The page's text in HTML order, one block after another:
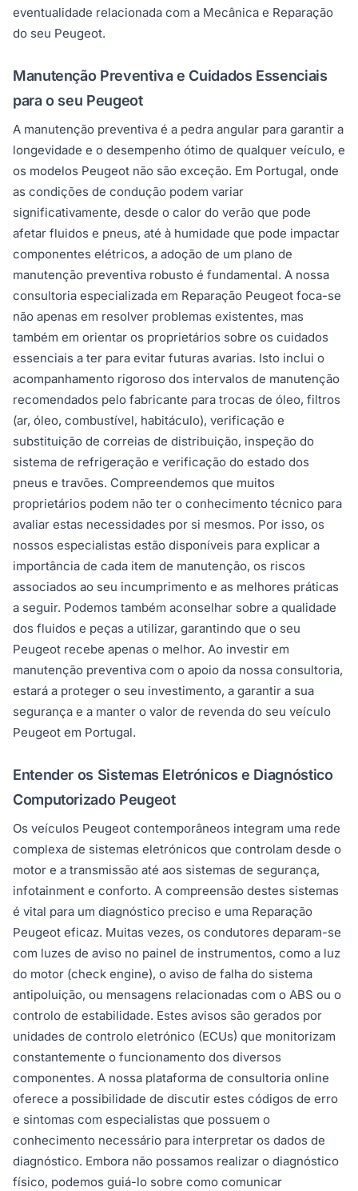
eventualidade relacionada com a Mecânica e Reparação
do seu Peugeot.
Manutenção Preventiva e Cuidados Essenciais
para o seu Peugeot
A manutenção preventiva é a pedra angular para garantir a
longevidade e o desempenho ótimo de qualquer veículo, e
os modelos Peugeot não são exceção. Em Portugal, onde
as condições de condução podem variar
significativamente, desde o calor do verão que pode
afetar fluidos e pneus, até à humidade que pode impactar
componentes elétricos, a adoção de um plano de
manutenção preventiva robusto é fundamental. A nossa
consultoria especializada em Reparação Peugeot foca-se
não apenas em resolver problemas existentes, mas
também em orientar os proprietários sobre os cuidados
essenciais a ter para evitar futuras avarias. Isto inclui o
acompanhamento rigoroso dos intervalos de manutenção
recomendados pelo fabricante para trocas de óleo, filtros
(ar, óleo, combustível, habitáculo), verificação e
substituição de correias de distribuição, inspeção do
sistema de refrigeração e verificação do estado dos
pneus e travões. Compreendemos que muitos
proprietários podem não ter o conhecimento técnico para
avaliar estas necessidades por si mesmos. Por isso, os
nossos especialistas estão disponíveis para explicar a
importância de cada item de manutenção, os riscos
associados ao seu incumprimento e as melhores práticas
a seguir. Podemos também aconselhar sobre a qualidade
dos fluidos e peças a utilizar, garantindo que o seu
Peugeot recebe apenas o melhor. Ao investir em
manutenção preventiva com o apoio da nossa consultoria,
estará a proteger o seu investimento, a garantir a sua
segurança e a manter o valor de revenda do seu veículo
Peugeot em Portugal.
Entender os Sistemas Eletrónicos e Diagnóstico
Computorizado Peugeot
Os veículos Peugeot contemporâneos integram uma rede
complexa de sistemas eletrónicos que controlam desde o
motor e a transmissão até aos sistemas de segurança,
infotainment e conforto. A compreensão destes sistemas
é vital para um diagnóstico preciso e uma Reparação
Peugeot eficaz. Muitas vezes, os condutores deparam-se
com luzes de aviso no painel de instrumentos, como a luz
do motor (check engine), o aviso de falha do sistema
antipoluição, ou mensagens relacionadas com o ABS ou o
controlo de estabilidade. Estes avisos são gerados por
unidades de controlo eletrónico (ECUs) que monitorizam
constantemente o funcionamento dos diversos
componentes. A nossa plataforma de consultoria online
oferece a possibilidade de discutir estes códigos de erro
e sintomas com especialistas que possuem o
conhecimento necessário para interpretar os dados de
diagnóstico. Embora não possamos realizar o diagnóstico
físico, podemos guiá-lo sobre como comunicar